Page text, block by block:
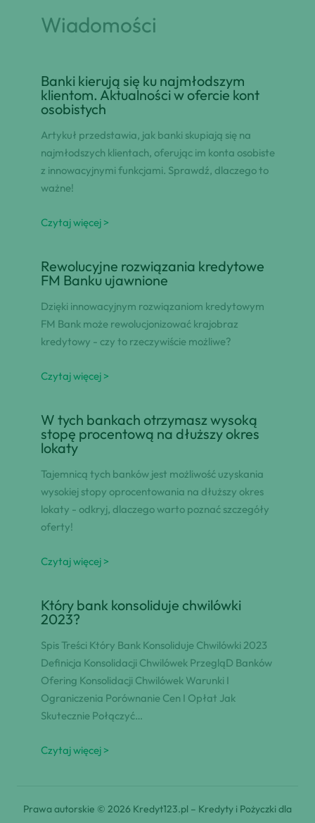
Wiadomości
Banki kierują się ku najmłodszym
klientom. Aktualności w ofercie kont
osobistych
Artykuł przedstawia, jak banki skupiają się na
najmłodszych klientach, oferując im konta osobiste
z innowacyjnymi funkcjami. Sprawdź, dlaczego to
ważne!
Czytaj więcej >
Rewolucyjne rozwiązania kredytowe
FM Banku ujawnione
Dzięki innowacyjnym rozwiązaniom kredytowym
FM Bank może rewolucjonizować krajobraz
kredytowy - czy to rzeczywiście możliwe?
Czytaj więcej >
W tych bankach otrzymasz wysoką
stopę procentową na dłuższy okres
lokaty
Tajemnicą tych banków jest możliwość uzyskania
wysokiej stopy oprocentowania na dłuższy okres
lokaty - odkryj, dlaczego warto poznać szczegóły
oferty!
Czytaj więcej >
Który bank konsoliduje chwilówki
2023?
Spis Treści Który Bank Konsoliduje Chwilówki 2023
Definicja Konsolidacji Chwilówek PrzegląD Banków
Ofering Konsolidacji Chwilówek Warunki I
Ograniczenia Porównanie Cen I Opłat Jak
Skutecznie Połączyć…
Czytaj więcej >
Prawa autorskie © 2026 Kredyt123.pl – Kredyty i Pożyczki dla